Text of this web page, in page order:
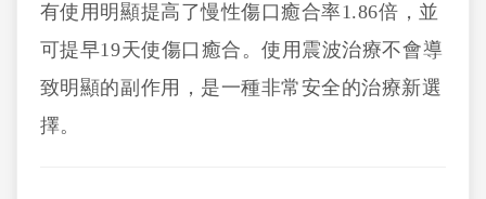
有使用明顯提高了慢性傷口癒合率1.86倍，並
可提早19天使傷口癒合。使用震波治療不會導
致明顯的副作用，是一種非常安全的治療新選
擇。